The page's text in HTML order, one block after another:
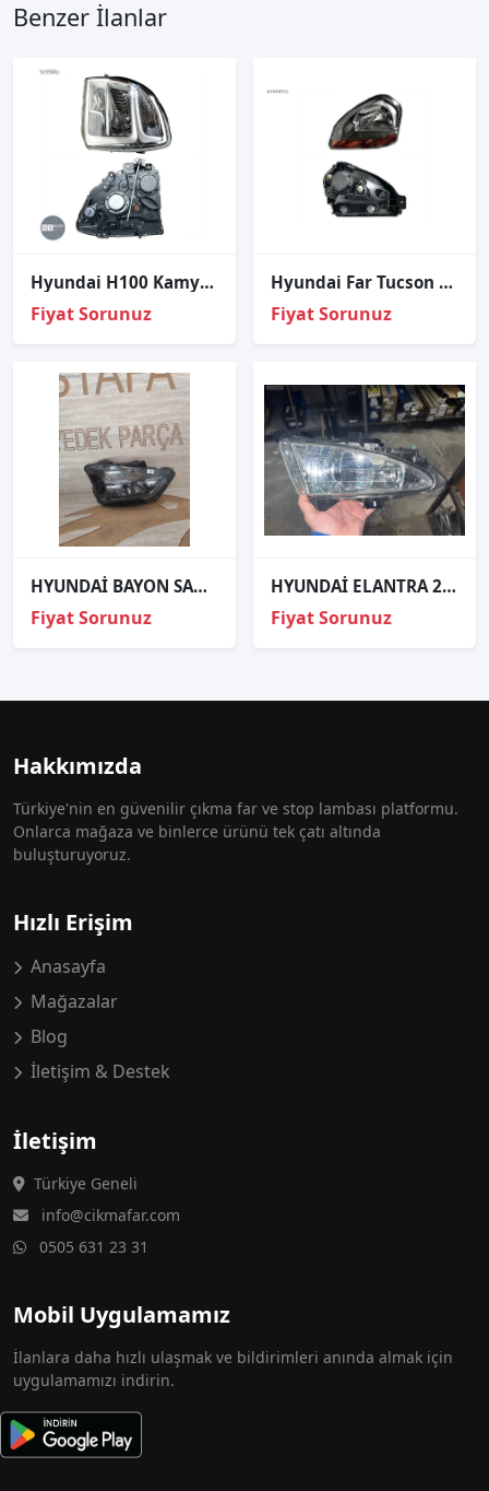
Benzer İlanlar
Hyundai H100 Kamyonet Sol Far Manuel 2021-2022
Fiyat Sorunuz
Hyundai Far Tucson 04-10 Sol (Sarı/Manuel)
Fiyat Sorunuz
HYUNDAİ BAYON SAĞ FAR
Fiyat Sorunuz
HYUNDAİ ELANTRA 2007 SOL SİS FAR
Fiyat Sorunuz
Hakkımızda
Türkiye'nin en güvenilir çıkma far ve stop lambası platformu.
Onlarca mağaza ve binlerce ürünü tek çatı altında
buluşturuyoruz.
Hızlı Erişim
Anasayfa
Mağazalar
Blog
İletişim & Destek
İletişim
Türkiye Geneli
info@cikmafar.com
0505 631 23 31
Mobil Uygulamamız
İlanlara daha hızlı ulaşmak ve bildirimleri anında almak için
uygulamamızı indirin.